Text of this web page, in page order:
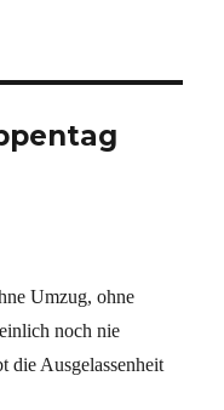
Umzug, ohne
noch nie
die Ausgelassenheit